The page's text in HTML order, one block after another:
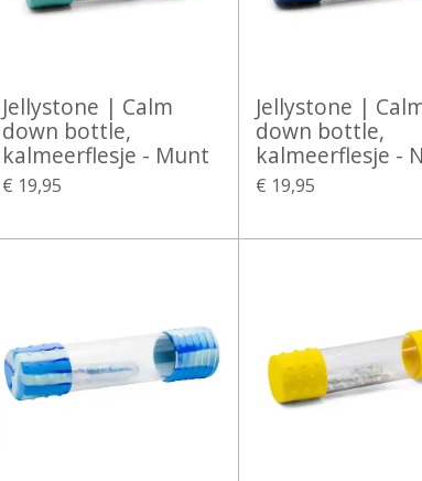
Jellystone | Calm
down bottle,
kalmeerflesje - Munt
€ 19,95
Jellystone |
down bottle,
kalmeerflesje -
€ 19,95